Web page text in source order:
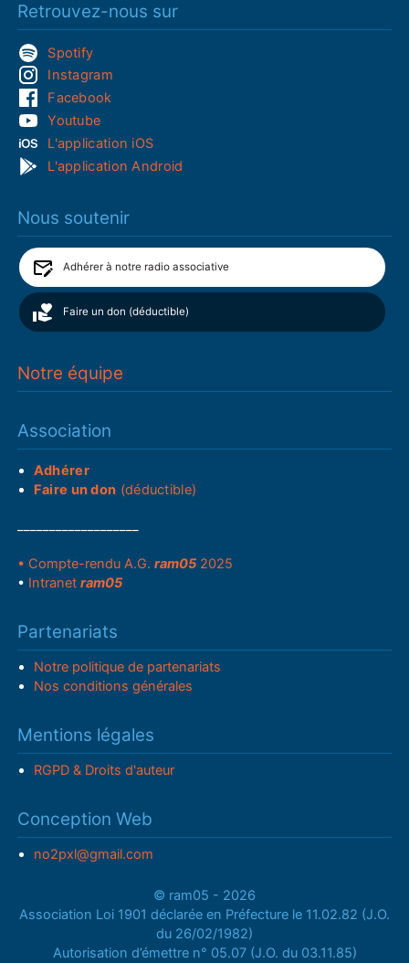
Retrouvez-nous sur
Spotify
Instagram
Facebook
Youtube
L'application iOS
L'application Android
Nous soutenir
Adhérer à notre radio associative
Faire un don (déductible)
Notre équipe
Association
Adhérer
Faire un don (déductible)
• Compte-rendu A.G.ram05 2025
• Intranetram05
Partenariats
Notre politique de partenariats
Nos conditions générales
Mentions légales
RGPD & Droits d'auteur
Conception Web
no2pxl@gmail.com
© ram05 - 2026
Association Loi 1901 déclarée en Préfecture le 11.02.82 (J.O.
du 26/02/1982)
Autorisation d’émettre n° 05.07 (J.O. du 03.11.85)